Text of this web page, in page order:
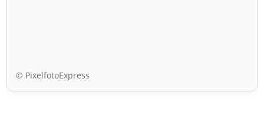
© PixelfotoExpress